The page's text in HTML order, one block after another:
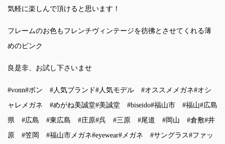
気軽に楽しんで頂けると思います！
フレームのお色もフレンチヴィンテージを彷彿とさせてくれる薄
めのピンク
良是非、お試し下さいませ
#vonn#ボン #人気ブランド#人気モデル #オススメメガネ#オシ
ャレメガネ
#めがね美誠堂#美誠堂 #biseido#福山市 #福山#広島
県
#広島 #東広島 #庄原#呉 #三原 #尾道 #岡山 #倉敷#井
原
#笠岡 #福山市メガネ#eyewear#メガネ #サングラス#ファッ